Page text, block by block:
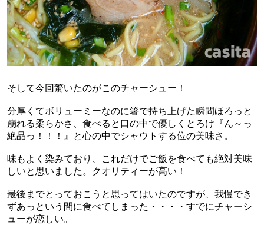
そして今回驚いたのがこのチャーシュー！
分厚くてボリューミーなのに箸で持ち上げた瞬間ほろっと
崩れる柔らかさ、食べると口の中で優しくとろけ『ん～っ
絶品っ！！！』と心の中でシャウトする位の美味さ。
味もよく染みており、これだけでご飯を食べても絶対美味
しいと思いました。クオリティーが高い！
最後までとっておこうと思ってはいたのですが、我慢でき
ずあっという間に食べてしまった・・・・すでにチャーシ
ューが恋しい。